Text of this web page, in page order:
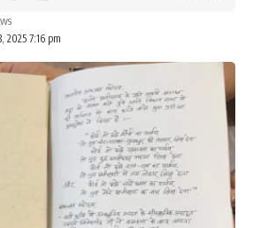
2025 7:16 pm